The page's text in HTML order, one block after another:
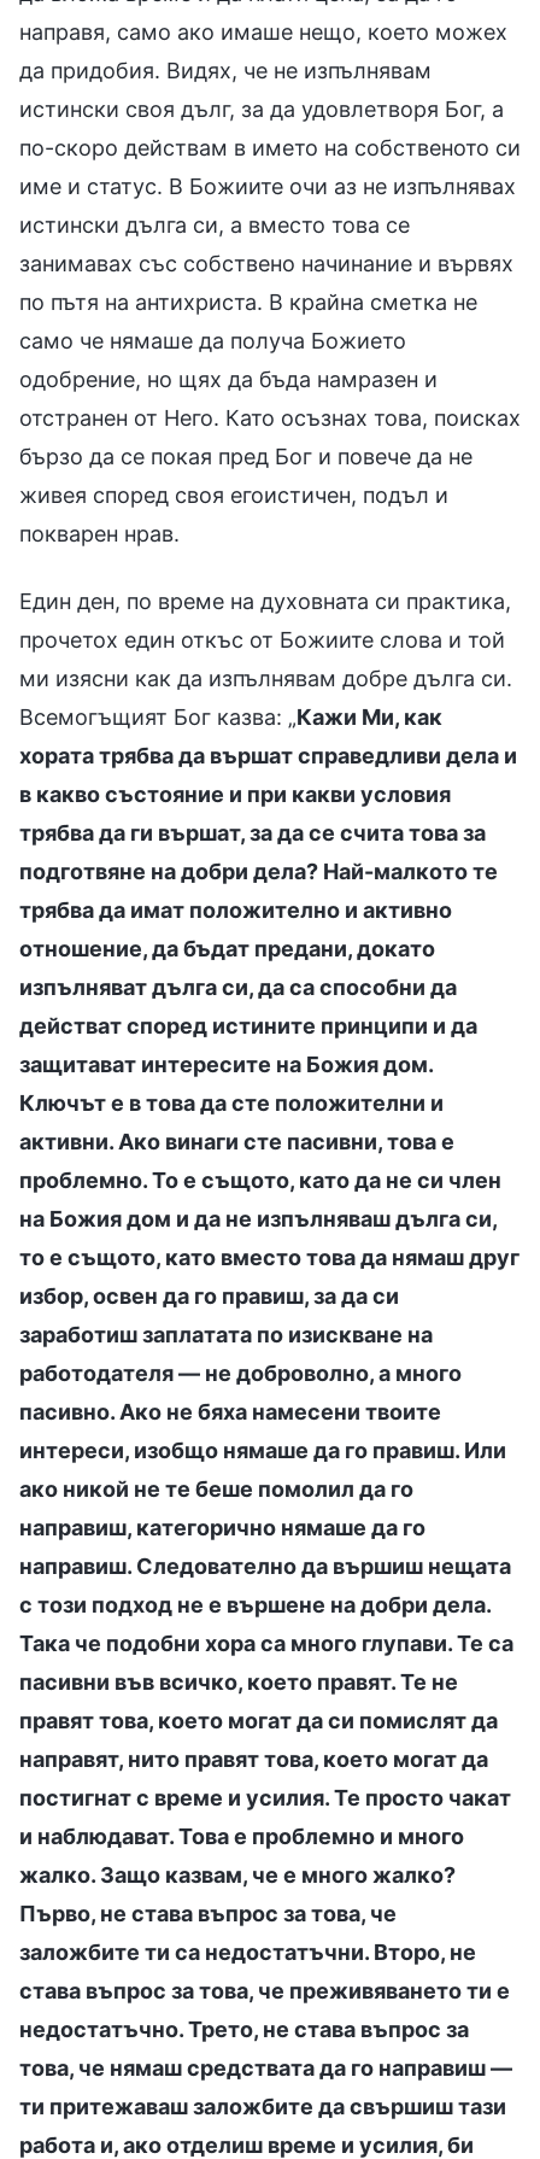
направя, само ако имаше нещо, което можех
да придобия. Видях, че не изпълнявам
истински своя дълг, за да удовлетворя Бог, а
по-скоро действам в името на собственото си
име и статус. В Божиите очи аз не изпълнявах
истински дълга си, а вместо това се
занимавах със собствено начинание и вървях
по пътя на антихриста. В крайна сметка не
само че нямаше да получа Божието
одобрение, но щях да бъда намразен и
отстранен от Него. Като осъзнах това, поисках
бързо да се покая пред Бог и повече да не
живея според своя егоистичен, подъл и
покварен нрав.
Един ден, по време на духовната си практика,
прочетох един откъс от Божиите слова и той
ми изясни как да изпълнявам добре дълга си.
Всемогъщият Бог казва: „Кажи Ми, как
хората трябва да вършат справедливи дела и
в какво състояние и при какви условия
трябва да ги вършат, за да се счита това за
подготвяне на добри дела? Най-малкото те
трябва да имат положително и активно
отношение, да бъдат предани, докато
изпълняват дълга си, да са способни да
действат според истините принципи и да
защитават интересите на Божия дом.
Ключът е в това да сте положителни и
активни. Ако винаги сте пасивни, това е
проблемно. То е същото, като да не си член
на Божия дом и да не изпълняваш дълга си,
то е същото, като вместо това да нямаш друг
избор, освен да го правиш, за да си
заработиш заплатата по изискване на
работодателя — не доброволно, а много
пасивно. Ако не бяха намесени твоите
интереси, изобщо нямаше да го правиш. Или
ако никой не те беше помолил да го
направиш, категорично нямаше да го
направиш. Следователно да вършиш нещата
с този подход не е вършене на добри дела.
Така че подобни хора са много глупави. Те са
пасивни във всичко, което правят. Те не
правят това, което могат да си помислят да
направят, нито правят това, което могат да
постигнат с време и усилия. Те просто чакат
и наблюдават. Това е проблемно и много
жалко. Защо казвам, че е много жалко?
Първо, не става въпрос за това, че
заложбите ти са недостатъчни. Второ, не
става въпрос за това, че преживяването ти е
недостатъчно. Трето, не става въпрос за
това, че нямаш средствата да го направиш —
ти притежаваш заложбите да свършиш тази
работа и, ако отделиш време и усилия, би